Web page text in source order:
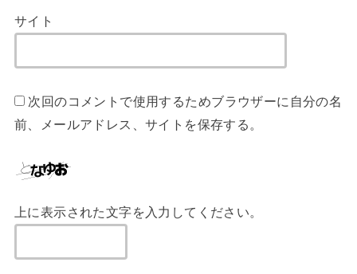
サイト
次回のコメントで使用するためブラウザーに自分の名
前、メールアドレス、サイトを保存する。
上に表示された文字を入力してください。